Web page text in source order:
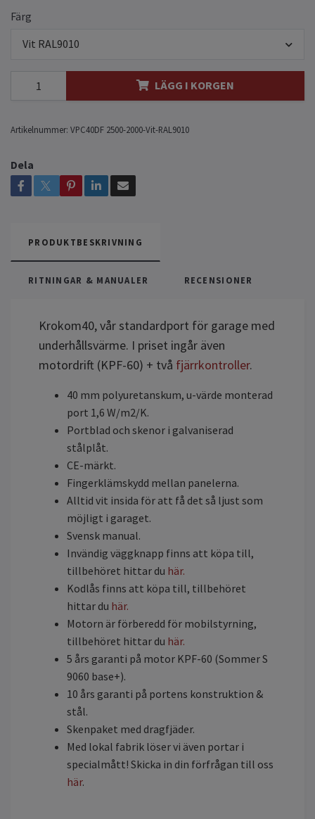
Färg
Vit RAL9010
LÄGG I KORGEN
Artikelnummer: VPC40DF 2500-2000-Vit-RAL9010
Dela
PRODUKTBESKRIVNING
RITNINGAR & MANUALER RECENSIONER
Krokom40, vår standardport för garage med
underhållsvärme. I priset ingår även
motordrift (KPF-60) + två fjärrkontroller.
40 mm polyuretanskum, u-värde monterad
port 1,6 W/m2/K.
Portblad och skenor i galvaniserad
stålplåt.
CE-märkt.
Fingerklämskydd mellan panelerna.
Alltid vit insida för att få det så ljust som
möjligt i garaget.
Svensk manual.
Invändig väggknapp finns att köpa till,
tillbehöret hittar du här.
Kodlås finns att köpa till, tillbehöret
hittar du här.
Motorn är förberedd för mobilstyrning,
tillbehöret hittar du här.
5 års garanti på motor KPF-60 (Sommer S
9060 base+).
10 års garanti på portens konstruktion &
stål.
Skenpaket med dragfjäder.
Med lokal fabrik löser vi även portar i
specialmått! Skicka in din förfrågan till oss
här.